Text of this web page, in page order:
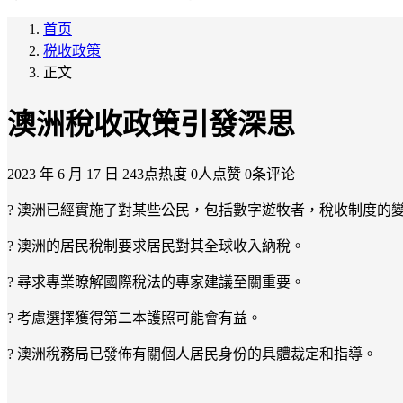
首页
税收政策
正文
澳洲稅收政策引發深思
2023 年 6 月 17 日 243点热度 0人点赞 0条评论
? 澳洲已經實施了對某些公民，包括數字遊牧者，稅收制度的
? 澳洲的居民稅制要求居民對其全球收入納稅。
? 尋求專業瞭解國際稅法的專家建議至關重要。
? 考慮選擇獲得第二本護照可能會有益。
? 澳洲稅務局已發佈有關個人居民身份的具體裁定和指導。